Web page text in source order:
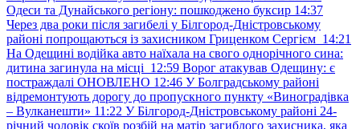
Одеси та Дунайського регіону: пошкоджено буксир 14:37
Через два роки після загибелі у Білгород-Дністровському
районі попрощаються із захисником Гриценком Сергієм 14:21
На Одещині водійка авто наїхала на свого однорічного сина:
дитина загинула на місці 12:59 Ворог атакував Одещину: є
постраждалі ОНОВЛЕНО 12:46 У Болградському районі
відремонтують дорогу до пропускного пункту «Виноградівка
– Вулканешти» 11:22 У Білгород-Дністровському районі 24-
річний чоловік скоїв розбій на матір загиблого захисника, яка